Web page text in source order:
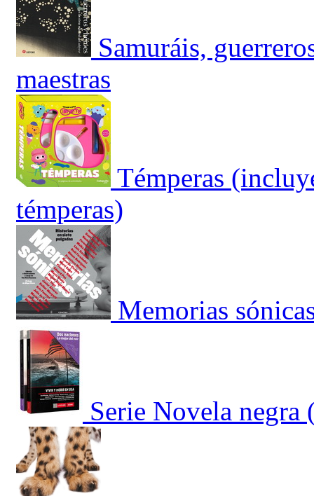
Samuráis,
maestras
Témperas
témperas)
Memorias
Serie Novela negra